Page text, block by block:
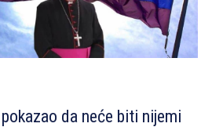
da neće biti nijemi